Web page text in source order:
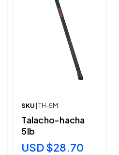
SKU | TH-5M
Talacho-hacha
5lb
USD $28.70